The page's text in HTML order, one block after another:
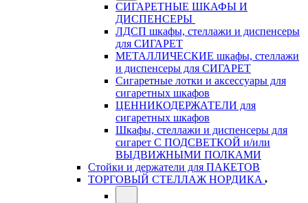
СИГАРЕТНЫЕ ШКАФЫ И
ДИСПЕНСЕРЫ
ЛДСП шкафы, стеллажи и диспенсеры
для СИГАРЕТ
МЕТАЛЛИЧЕСКИЕ шкафы, стеллажи
и диспенсеры для СИГАРЕТ
Сигаретные лотки и аксессуары для
сигаретных шкафов
ЦЕННИКОДЕРЖАТЕЛИ для
сигаретных шкафов
Шкафы, стеллажи и диспенсеры для
сигарет С ПОДСВЕТКОЙ и/или
ВЫДВИЖНЫМИ ПОЛКАМИ
Стойки и держатели для ПАКЕТОВ
ТОРГОВЫЙ СТЕЛЛАЖ НОРДИКА